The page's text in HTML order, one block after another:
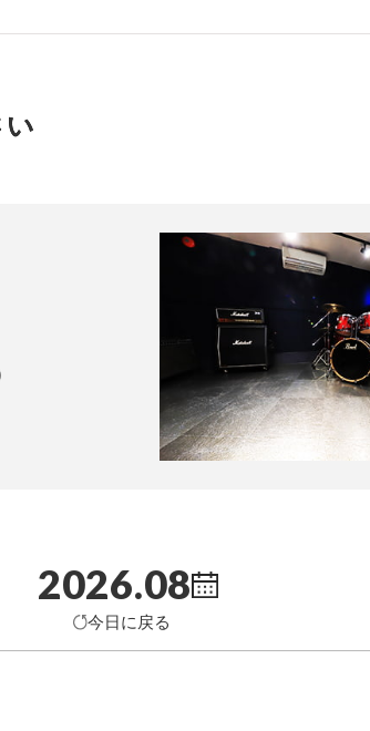
い
2026.08
今日に戻る